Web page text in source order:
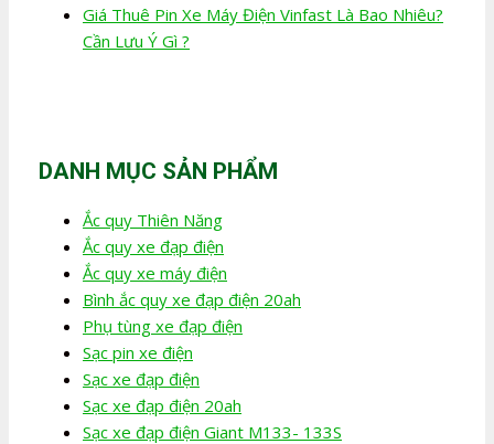
Giá Thuê Pin Xe Máy Điện Vinfast Là Bao Nhiêu?
Cần Lưu Ý Gì ?
DANH MỤC SẢN PHẨM
Ắc quy Thiên Năng
Ắc quy xe đạp điện
Ắc quy xe máy điện
Bình ắc quy xe đạp điện 20ah
Phụ tùng xe đạp điện
Sạc pin xe điện
Sạc xe đạp điện
Sạc xe đạp điện 20ah
Sạc xe đạp điện Giant M133- 133S